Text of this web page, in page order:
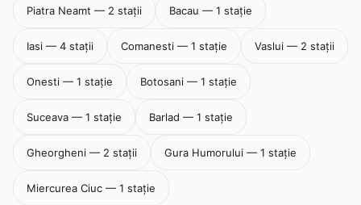
Piatra Neamt — 2 stații Bacau — 1 stație
Iasi — 4 stații Comanesti — 1 stație Vaslui — 2 stații
Onesti — 1 stație Botosani — 1 stație
Suceava — 1 stație Barlad — 1 stație
Gheorgheni — 2 stații Gura Humorului — 1 stație
Miercurea Ciuc — 1 stație